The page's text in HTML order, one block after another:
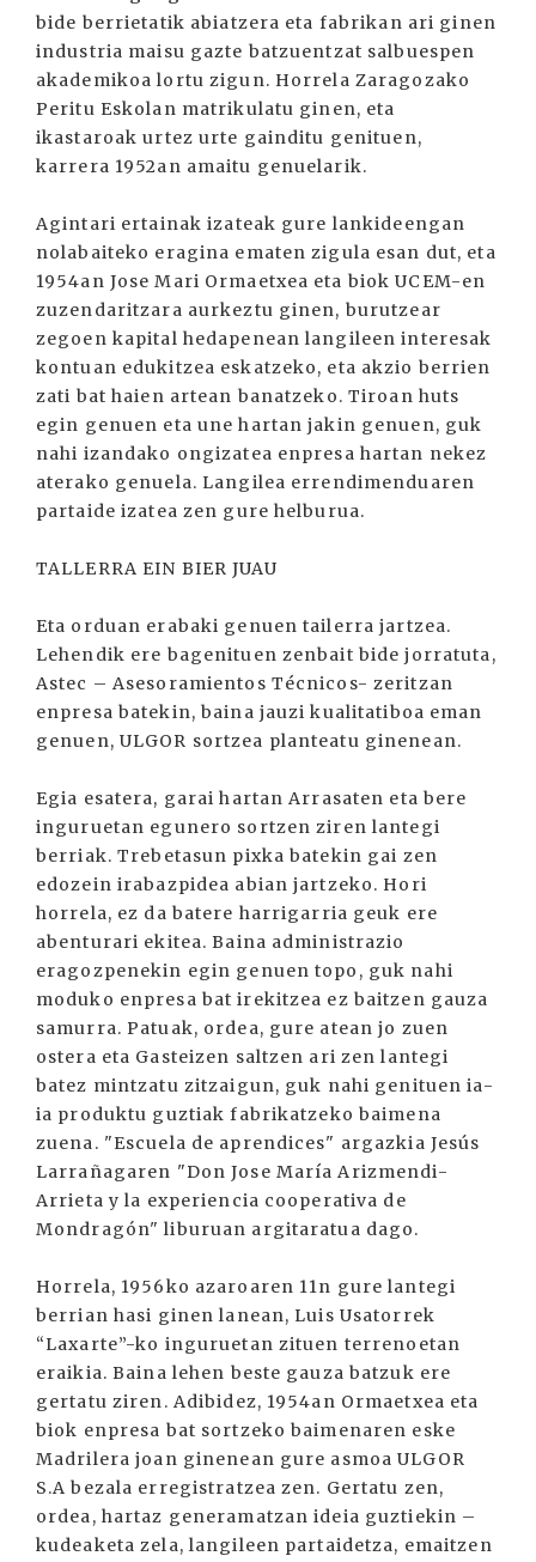
bide berrietatik abiatzera eta fabrikan ari ginen
industria maisu gazte batzuentzat salbuespen
akademikoa lortu zigun. Horrela Zaragozako
Peritu Eskolan matrikulatu ginen, eta
ikastaroak urtez urte gainditu genituen,
karrera 1952an amaitu genuelarik.
Agintari ertainak izateak gure lankideengan
nolabaiteko eragina ematen zigula esan dut, eta
1954an Jose Mari Ormaetxea eta biok UCEM-en
zuzendaritzara aurkeztu ginen, burutzear
zegoen kapital hedapenean langileen interesak
kontuan edukitzea eskatzeko, eta akzio berrien
zati bat haien artean banatzeko. Tiroan huts
egin genuen eta une hartan jakin genuen, guk
nahi izandako ongizatea enpresa hartan nekez
aterako genuela. Langilea errendimenduaren
partaide izatea zen gure helburua.
TALLERRA EIN BIER JUAU
Eta orduan erabaki genuen tailerra jartzea.
Lehendik ere bagenituen zenbait bide jorratuta,
Astec – Asesoramientos Técnicos- zeritzan
enpresa batekin, baina jauzi kualitatiboa eman
genuen, ULGOR sortzea planteatu ginenean.
Egia esatera, garai hartan Arrasaten eta bere
inguruetan egunero sortzen ziren lantegi
berriak. Trebetasun pixka batekin gai zen
edozein irabazpidea abian jartzeko. Hori
horrela, ez da batere harrigarria geuk ere
abenturari ekitea. Baina administrazio
eragozpenekin egin genuen topo, guk nahi
moduko enpresa bat irekitzea ez baitzen gauza
samurra. Patuak, ordea, gure atean jo zuen
ostera eta Gasteizen saltzen ari zen lantegi
batez mintzatu zitzaigun, guk nahi genituen ia-
ia produktu guztiak fabrikatzeko baimena
zuena. "Escuela de aprendices" argazkia Jesús
Larrañagaren "Don Jose María Arizmendi-
Arrieta y la experiencia cooperativa de
Mondragón" liburuan argitaratua dago.
Horrela, 1956ko azaroaren 11n gure lantegi
berrian hasi ginen lanean, Luis Usatorrek
“Laxarte”-ko inguruetan zituen terrenoetan
eraikia. Baina lehen beste gauza batzuk ere
gertatu ziren. Adibidez, 1954an Ormaetxea eta
biok enpresa bat sortzeko baimenaren eske
Madrilera joan ginenean gure asmoa ULGOR
S.A bezala erregistratzea zen. Gertatu zen,
ordea, hartaz generamatzan ideia guztiekin –
kudeaketa zela, langileen partaidetza, emaitzen